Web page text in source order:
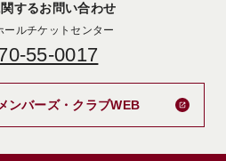
するお問い合わせ
ールチケットセンター
55-0017
ンバーズ・クラブWEB